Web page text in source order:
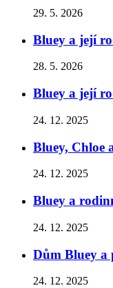
29. 5. 2026
Bluey a její
28. 5. 2026
Bluey a její
24. 12. 2025
Bluey, Chloe
24. 12. 2025
Bluey a
24. 12. 2025
Dům Bluey a
24. 12. 2025